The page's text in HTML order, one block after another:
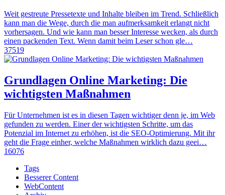
Weit gestreute Pressetexte und Inhalte bleiben im Trend. Schließlich
kann man die Wege, durch die man aufmerksamkeit erlangt nicht
vorhersagen. Und wie kann man besser Interesse wecken, als durch
einen packenden Text. Wenn damit beim Leser schon gle…
37519
Grundlagen Online Marketing: Die
wichtigsten Maßnahmen
Für Unternehmen ist es in diesen Tagen wichtiger denn je, im Web
gefunden zu werden. Einer der wichtigsten Schritte, um das
Potenzial im Internet zu erhöhen, ist die SEO-Optimierung. Mit ihr
geht die Frage einher, welche Maßnahmen wirklich dazu geei…
16076
Tags
Besserer Content
WebContent